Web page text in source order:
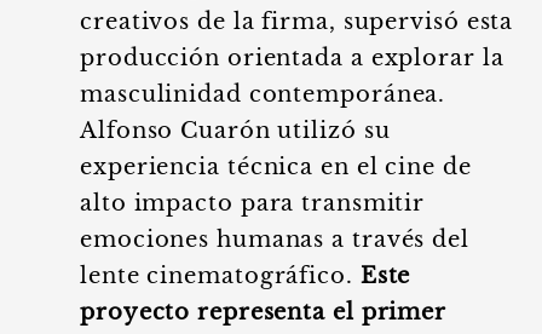
creativos de la firma, supervisó esta
producción orientada a explorar la
masculinidad contemporánea.
Alfonso Cuarón utilizó su
experiencia técnica en el cine de
alto impacto para transmitir
emociones humanas a través del
lente cinematográfico. Este
proyecto representa el primer